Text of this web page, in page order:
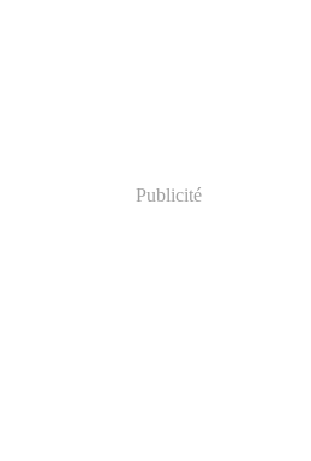
Publicité